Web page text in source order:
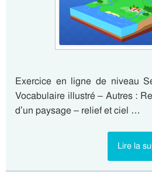
Exercice en ligne de niveau
Vocabulaire illustré – Autres :
d’un paysage – relief et ciel …
Lire la